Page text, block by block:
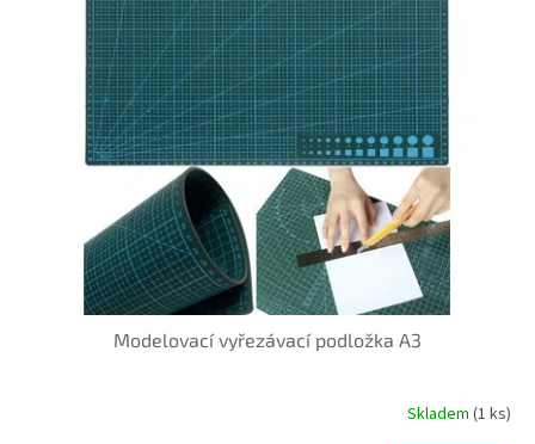
Modelovací vyřezávací podložka A3
Skladem (1 ks)